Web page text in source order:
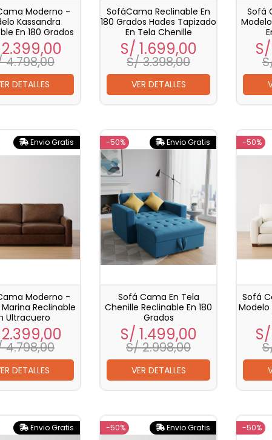
Moderno -
Kassandra
En 180 Grados
Precio
4.798,00
DETALLES
SofáCama Reclinable En
180 Grados Hades Tapizado
En Tela Chenille
Precio
S/ 1.699,00Precio
S/ 3.398,00
VER DETALLES
Sofá
Envio Gratis
Moderno -
Reclinable
Ultracuero
Precio
4.798,00
DETALLES
Envio Gratis
Sofá Cama En Tela
Chenille Reclinable En 180
Grados
Precio
S/ 1.499,00Precio
S/ 2.998,00
VER DETALLES
-50%
Sofá
Modelo
-50%
Envio Gratis Envio Gratis
-50% -50%